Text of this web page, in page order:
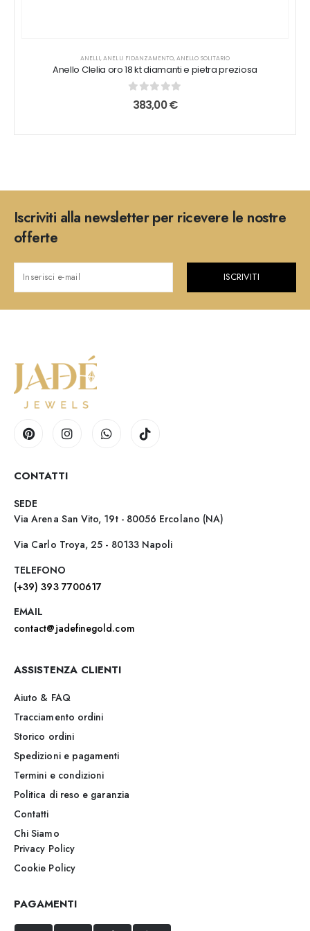
ANELLI,ANELLI FIDANZAMENTO,ANELLO SOLITARIO
Anello Clelia oro 18 kt diamanti e pietra preziosa
0out of 5
383,00€
Iscriviti alla newsletter per ricevere le nostre
offerte
ISCRIVITI
CONTATTI
SEDE
Via Arena San Vito, 19t - 80056 Ercolano (NA)
Via Carlo Troya, 25 - 80133 Napoli
TELEFONO
(+39) 393 7700617
EMAIL
contact@jadefinegold.com
ASSISTENZA CLIENTI
Aiuto & FAQ
Tracciamento ordini
Storico ordini
Spedizioni e pagamenti
Termini e condizioni
Politica di reso e garanzia
Contatti
Chi Siamo
Privacy Policy
Cookie Policy
PAGAMENTI